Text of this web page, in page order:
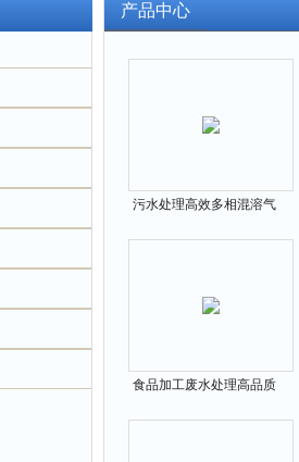
产品中心
污水处理高效多相混溶气
食品加工废水处理高品质